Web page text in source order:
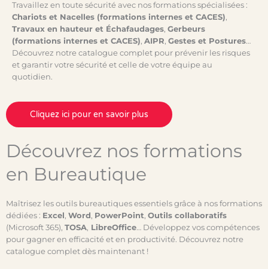
Travaillez en toute sécurité avec nos formations spécialisées :
Chariots et Nacelles (formations internes et CACES),
Travaux en hauteur et Échafaudages, Gerbeurs
(formations internes et CACES), AIPR, Gestes et Postures…
Découvrez notre catalogue complet pour prévenir les risques
et garantir votre sécurité et celle de votre équipe au
quotidien.
Cliquez ici pour en savoir plus
Découvrez nos formations
en Bureautique
Maîtrisez les outils bureautiques essentiels grâce à nos formations
dédiées : Excel, Word, PowerPoint, Outils collaboratifs
(Microsoft 365), TOSA, LibreOffice… Développez vos compétences
pour gagner en efficacité et en productivité. Découvrez notre
catalogue complet dès maintenant !